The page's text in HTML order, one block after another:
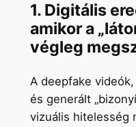
1. Digitális
amikor a
végleg
A deepfake
és generált
vizuális hitelesség